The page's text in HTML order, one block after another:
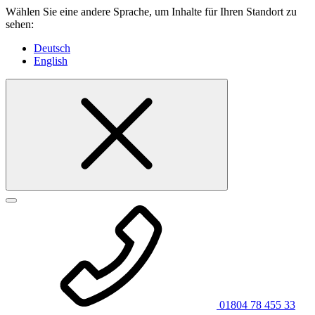
Wählen Sie eine andere Sprache, um Inhalte für Ihren Standort zu
sehen:
Deutsch
English
01804 78 455 33